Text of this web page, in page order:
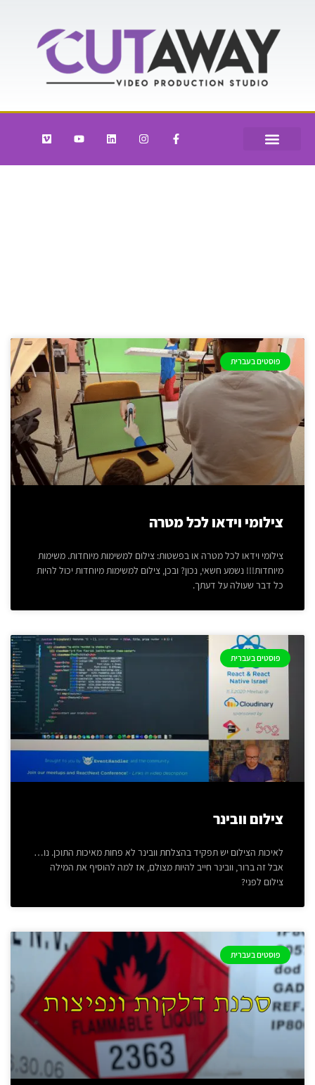
פוסטים בעברית
צילומי וידאו לכל מטרה
צילומי וידאו לכל מטרה או בפשטות: צילום למשימות מיוחדות. משימות
מיוחדות!!! נשמע חשאי, נכון? ובכן, צילום למשימות מיוחדות יכול להיות
כל דבר שעולה על דעתך.
פוסטים בעברית
צילום וובינר
לאיכות הצילום יש תפקיד בהצלחת וובינר לא פחות מאיכות התוכן. נו…
אבל זה ברור, וובינר חייב להיות מצולם, אז למה להוסיף את המילה
צילום לפני?
פוסטים בעברית